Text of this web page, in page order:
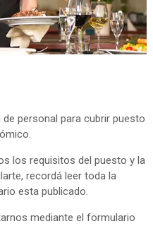
personal para cubrir puesto
los requisitos del puesto y la
recordá leer toda la
esta publicado.
mediante el formulario